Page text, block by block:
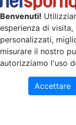
Benvenuti!
esperienza di
personalizzati,
misurare il nostro
autorizziamo l'uso
Accettare